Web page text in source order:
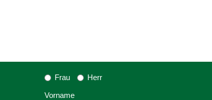
Frau Herr
Vorname